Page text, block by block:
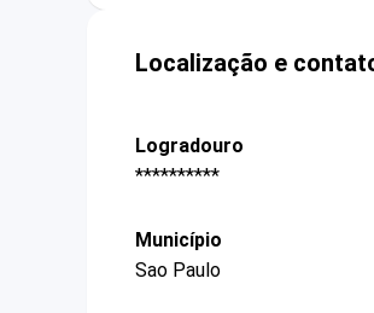
Localização e
Logradouro
**********
Município
Sao Paulo